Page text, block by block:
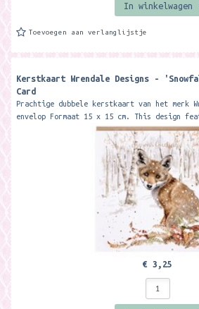
In winkelwagen
Toevoegen aan verlanglijstje
Kerstkaart Wrendale Designs -
Card ​
Prachtige dubbele kerstkaart van het merk
envelop Formaat 15 x 15 cm. This design
€ 3,25